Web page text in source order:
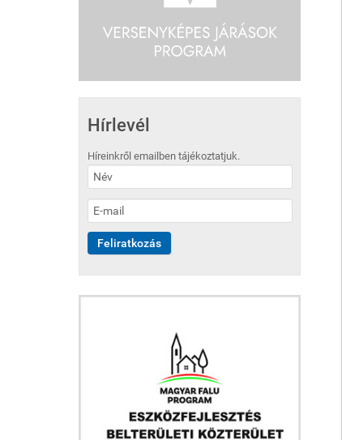
Hírlevél
Híreinkről emailben tájékoztatjuk.